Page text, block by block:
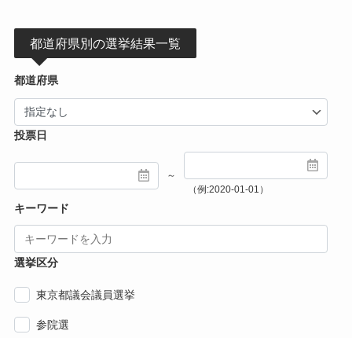
都道府県別の選挙結果一覧
都道府県
投票日
～
（例:2020-01-01）
キーワード
選挙区分
東京都議会議員選挙
参院選